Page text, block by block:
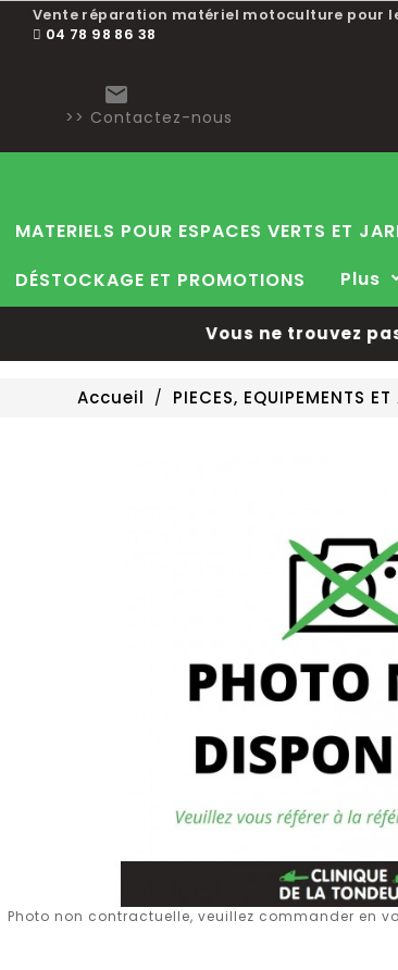
Vente réparation matériel motoculture pour
04 78 98 86 38

>> Contactez-nous
MATERIELS POUR ESPACES VERTS ET
DÉSTOCKAGE ET PROMOTIONS
Plus
Vous ne trouvez pas
Accueil PIECES, EQUIPEMENTS
Photo non contractuelle, veuillez commander en